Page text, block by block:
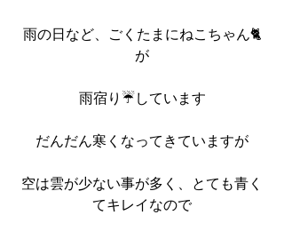
雨の日など、ごくたまにねこちゃん🐈
が
雨宿り☔しています
だんだん寒くなってきていますが
空は雲が少ない事が多く、とても青く
てキレイなので